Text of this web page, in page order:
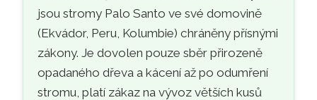
jsou stromy Palo Santo ve své domovině
(Ekvádor, Peru, Kolumbie) chráněny přísnými
zákony. Je dovolen pouze sběr přirozeně
opadaného dřeva a kácení až po odumření
stromu, platí zákaz na vývoz větších kusů